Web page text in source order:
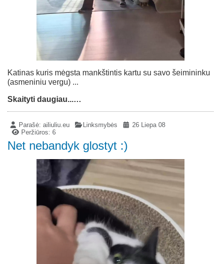
Katinas kuris mėgsta mankštintis kartu su savo šeimininku
(asmeniniu vergu) ...
Skaityti daugiau...…
Parašė:ailiuliu.eu Linksmybės
26 Liepa 08
Peržiūros: 6
Net nebandyk glostyt :)